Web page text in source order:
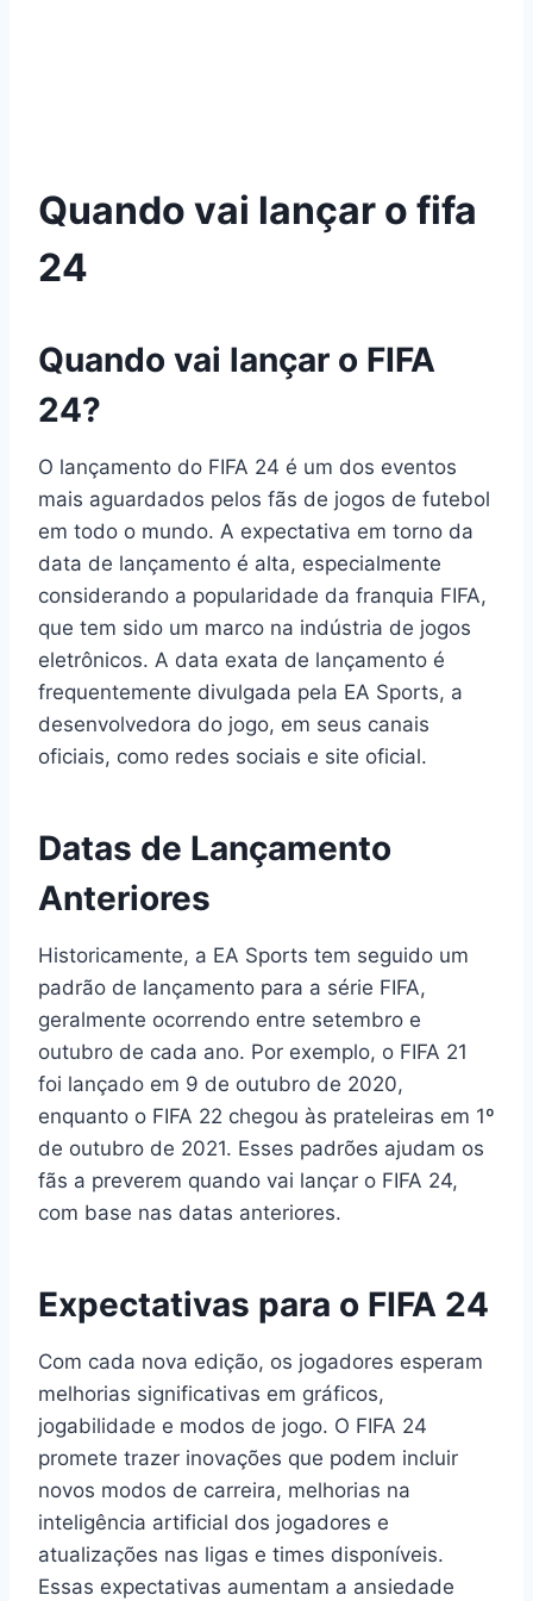
Quando vai lançar o fifa
24
Quando vai lançar o FIFA
24?
O lançamento do FIFA 24 é um dos eventos
mais aguardados pelos fãs de jogos de futebol
em todo o mundo. A expectativa em torno da
data de lançamento é alta, especialmente
considerando a popularidade da franquia FIFA,
que tem sido um marco na indústria de jogos
eletrônicos. A data exata de lançamento é
frequentemente divulgada pela EA Sports, a
desenvolvedora do jogo, em seus canais
oficiais, como redes sociais e site oficial.
Datas de Lançamento
Anteriores
Historicamente, a EA Sports tem seguido um
padrão de lançamento para a série FIFA,
geralmente ocorrendo entre setembro e
outubro de cada ano. Por exemplo, o FIFA 21
foi lançado em 9 de outubro de 2020,
enquanto o FIFA 22 chegou às prateleiras em 1º
de outubro de 2021. Esses padrões ajudam os
fãs a preverem quando vai lançar o FIFA 24,
com base nas datas anteriores.
Expectativas para o FIFA 24
Com cada nova edição, os jogadores esperam
melhorias significativas em gráficos,
jogabilidade e modos de jogo. O FIFA 24
promete trazer inovações que podem incluir
novos modos de carreira, melhorias na
inteligência artificial dos jogadores e
atualizações nas ligas e times disponíveis.
Essas expectativas aumentam a ansiedade